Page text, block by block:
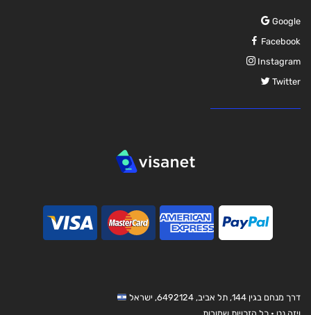
Google
Facebook
Instagram
Twitter
דרך מנחם בגין 144, תל אביב, 6492124, ישראל